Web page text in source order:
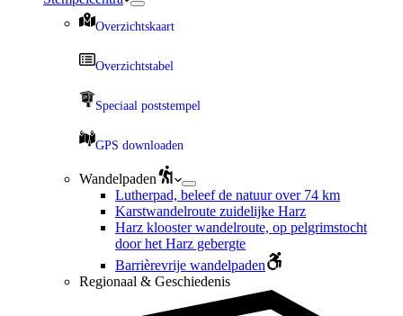
Overzichtskaart
Overzichtstabel
Speciaal poststempel
GPS downloaden
Wandelpaden
Lutherpad, beleef de natuur over 74 km
Karstwandelroute zuidelijke Harz
Harz klooster wandelroute, op pelgrimstocht
door het Harz gebergte
Barrièrevrije wandelpaden
Regionaal & Geschiedenis